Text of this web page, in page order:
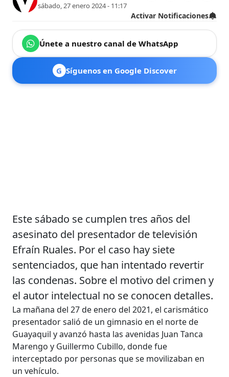
sábado, 27 enero 2024 - 11:17
Activar Notificaciones
Únete a nuestro canal de WhatsApp
G Síguenos en Google Discover
Este sábado se cumplen tres años del
asesinato del presentador de televisión
Efraín Ruales. Por el caso hay siete
sentenciados, que han intentado revertir
las condenas. Sobre el motivo del crimen y
el autor intelectual no se conocen detalles.
La mañana del 27 de enero del 2021, el carismático
presentador salió de un gimnasio en el norte de
Guayaquil y avanzó hasta las avenidas Juan Tanca
Marengo y Guillermo Cubillo, donde fue
interceptado por personas que se movilizaban en
un vehículo.